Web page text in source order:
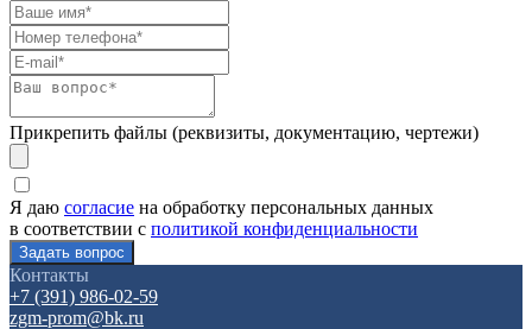
Прикрепить файлы (реквизиты, документацию, чертежи)
Я даю согласие на обработку персональных данных
в соответствии с политикой конфиденциальности
Контакты
+7 (391) 986-02-59
zgm-prom@bk.ru